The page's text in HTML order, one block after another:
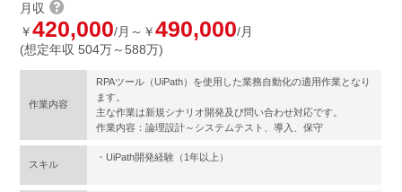
月収
￥420,000/月～￥490,000/月
(想定年収 504万～588万)
作業内容
RPAツール（UiPath）を使用した業務自動化の適用作業となり
ます。
主な作業は新規シナリオ開発及び問い合わせ対応です。
作業内容：論理設計～システムテスト、導入、保守
スキル
・UiPath開発経験（1年以上）